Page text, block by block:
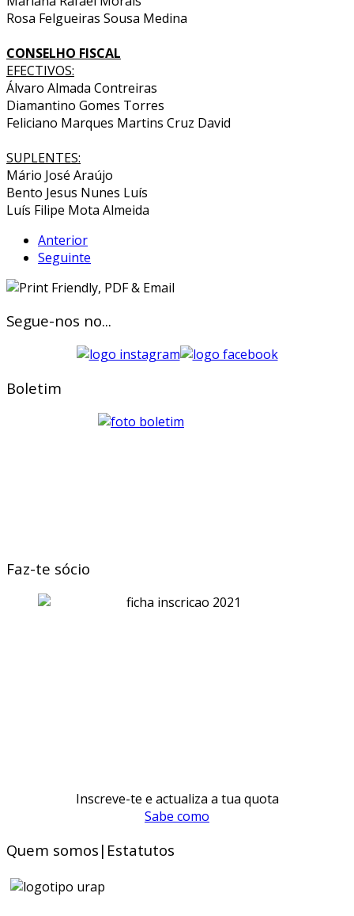
Rosa Felgueiras Sousa Medina
CONSELHO FISCAL
EFECTIVOS:
Álvaro Almada Contreiras
Diamantino Gomes Torres
Feliciano Marques Martins Cruz David
SUPLENTES:
Mário José Araújo
Bento Jesus Nunes Luís
Luís Filipe Mota Almeida
Anterior
Seguinte
Segue-nos no...
Boletim
Faz-te sócio
Inscreve-te e actualiza a tua quota
Sabe como
Quem somos|Estatutos